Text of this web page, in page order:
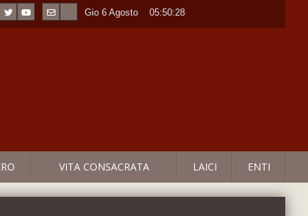
Gio 6 Agosto ----05:50:28
VITA CONSACRATA LAICI ENTI